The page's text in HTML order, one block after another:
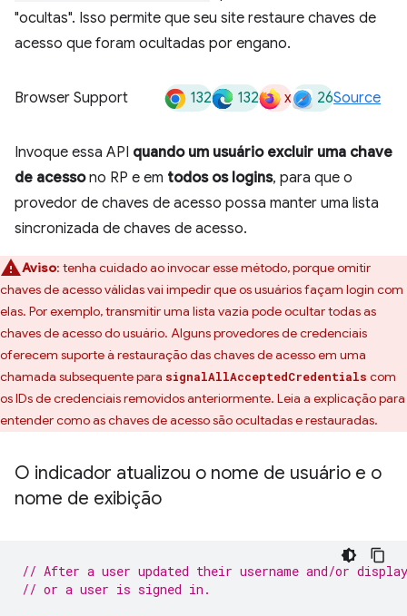
"ocultas". Isso permite que seu site restaure chaves de
acesso que foram ocultadas por engano.
Browser Support 132 132 x 26Source
Invoque essa API quando um usuário excluir uma chave
de acessono RP e em todos os logins, para que o
provedor de chaves de acesso possa manter uma lista
sincronizada de chaves de acesso.
Aviso: tenha cuidado ao invocar esse método, porque omitir
chaves de acesso válidas vai impedir que os usuários façam login com
elas. Por exemplo, transmitir uma lista vazia pode ocultar todas as
chaves de acesso do usuário. Alguns provedores de credenciais
oferecem suporte à restauração das chaves de acesso em uma
chamada subsequente para signalAllAcceptedCredentials com
os IDs de credenciais removidos anteriormente. Leia a explicação para
entender como as chaves de acesso são ocultadas e restauradas.
O indicador atualizou o nome de usuário e o
nome de exibição
// After a user updated their username and/or display
// or a user is signed in.